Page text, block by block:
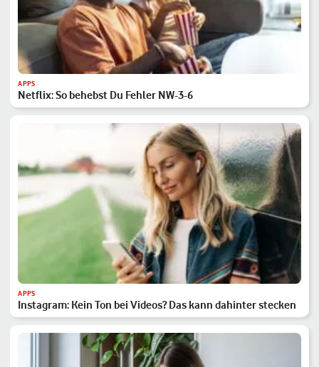
APPS
Netflix: So behebst Du Fehler NW-3-6
APPS
Instagram: Kein Ton bei Videos? Das kann dahinter stecken